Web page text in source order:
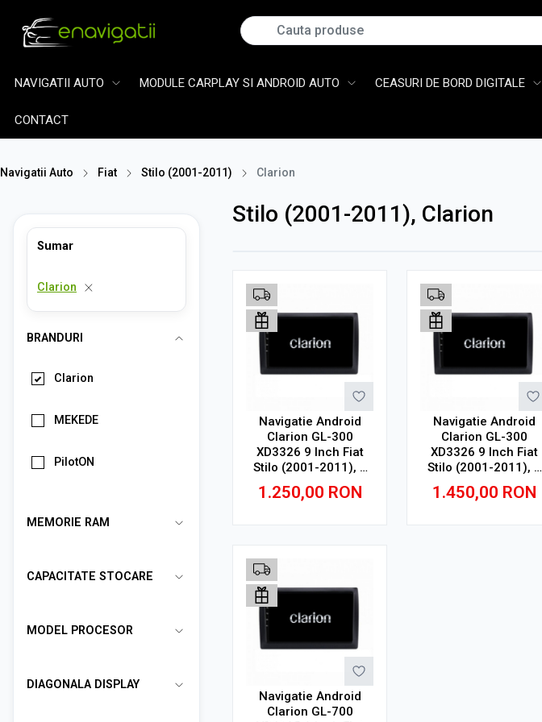
NAVIGATII AUTO MODULE CARPLAY SI ANDROID AUTO CEASURI DE BORD DIGITALE
CONTACT
Navigatii Auto Fiat Stilo (2001-2011) Clarion
Sumar
Clarion
BRANDURI
Clarion
MEKEDE
PilotON
MEMORIE RAM
CAPACITATE STOCARE
MODEL PROCESOR
DIAGONALA DISPLAY
Stilo (2001-2011), Clarion
Navigatie Android
Clarion GL-300
XD3326 9 Inch Fiat
Stilo (2001-2011), 2
GB, 32 GB, IPS
1.250,00 RON
Navigatie Android
Clarion GL-300
XD3326 9 Inch Fiat
Stilo (2001-2011), 4
GB, 64 GB, IPS
1.450,00 RON
Navigatie Android
Clarion GL-700